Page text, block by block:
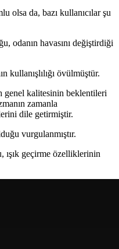
olsa da, bazı kullanıcılar şu
odanın havasını değiştirdiği
kullanışlılığı övülmüştür.
genel kalitesinin beklentileri
zamanla
dile getirmiştir.
vurgulanmıştır.
ışık geçirme özelliklerinin